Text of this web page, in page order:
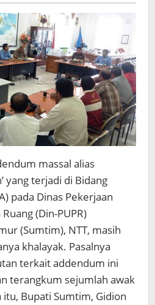
massal alias
yang terjadi di Bidang
pada Dinas Pekerjaan
(Din-PUPR)
(Sumtim), NTT, masih
khalayak. Pasalnya
terkait addendum ini
terangkum sejumlah awak
Bupati Sumtim, Gidion